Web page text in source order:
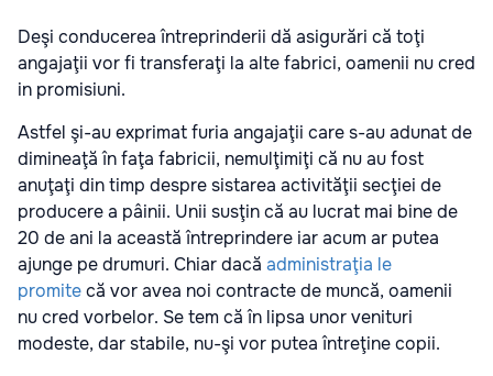
Deşi conducerea întreprinderii dă asigurări că toţi
angajaţii vor fi transferaţi la alte fabrici, oamenii nu cred
in promisiuni.
Astfel şi-au exprimat furia angajaţii care s-au adunat de
dimineaţă în faţa fabricii, nemulţimiţi că nu au fost
anuţaţi din timp despre sistarea activităţii secţiei de
producere a pâinii. Unii susţin că au lucrat mai bine de
20 de ani la această întreprindere iar acum ar putea
ajunge pe drumuri. Chiar dacă administraţia le
promitecă vor avea noi contracte de muncă, oamenii
nu cred vorbelor. Se tem că în lipsa unor venituri
modeste, dar stabile, nu-şi vor putea întreţine copii.